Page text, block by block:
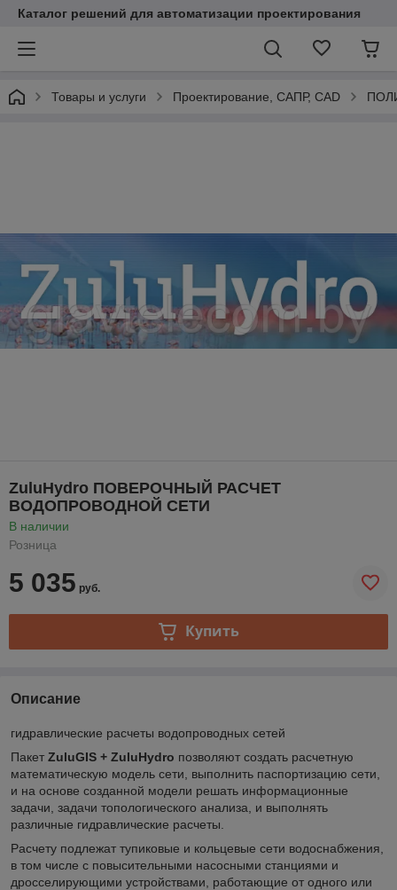
Каталог решений для автоматизации проектирования
Товары и услуги Проектирование, САПР, CAD
ZuluHydro ПОВЕРОЧНЫЙ РАСЧЕТ
ВОДОПРОВОДНОЙ СЕТИ
В наличии
Розница
5 035 руб.
Купить
Описание
гидравлические расчеты водопроводных сетей
Пакет ZuluGIS + ZuluHydro позволяют создать расчетную
математическую модель сети, выполнить паспортизацию сети,
и на основе созданной модели решать информационные
задачи, задачи топологического анализа, и выполнять
различные гидравлические расчеты.
Расчету подлежат тупиковые и кольцевые сети водоснабжения,
в том числе с повысительными насосными станциями и
дросселирующими устройствами, работающие от одного или